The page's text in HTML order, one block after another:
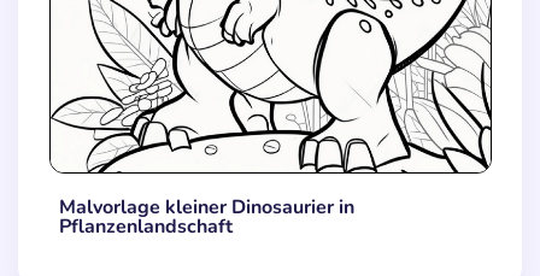
Malvorlage kleiner Dinosaurier in
Pflanzenlandschaft